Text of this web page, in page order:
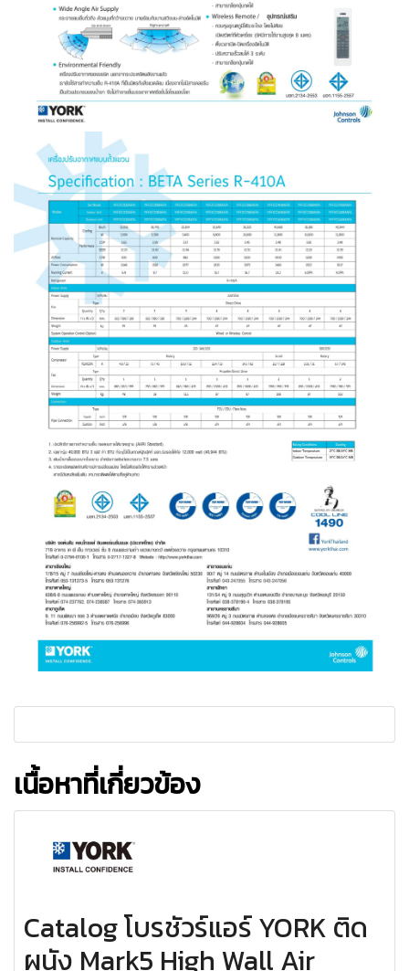
เนื้อหาที่เกี่ยวข้อง
Catalog โบรชัวร์แอร์ YORK ติด
ผนัง Mark5 High Wall Air